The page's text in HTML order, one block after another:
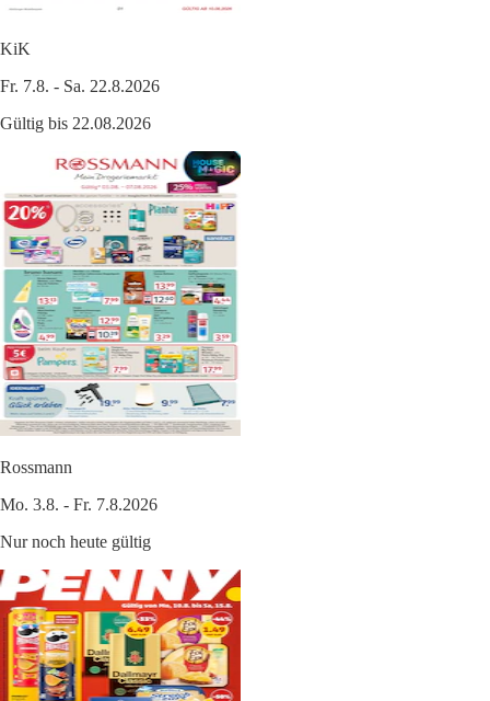
KiK
Fr. 7.8. - Sa. 22.8.2026
Gültig bis 22.08.2026
Rossmann
Mo. 3.8. - Fr. 7.8.2026
Nur noch heute gültig